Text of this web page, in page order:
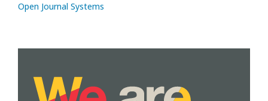
Open Journal Systems